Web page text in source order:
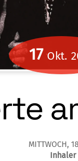
17 Okt.
MITTWOCH,
Inhaler